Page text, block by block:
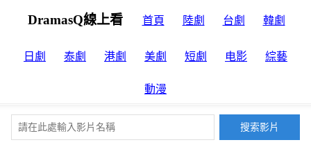
DramasQ線上看 首頁 陸劇 台劇 韓劇
日劇 泰劇 港劇 美劇 短劇 电影 綜藝
動漫